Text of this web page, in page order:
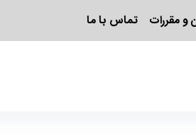
و مقررات تماس با ما